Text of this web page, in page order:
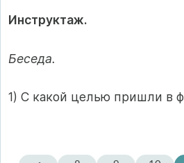
Инструктаж.
Беседа.
1) С какой целью пришли в